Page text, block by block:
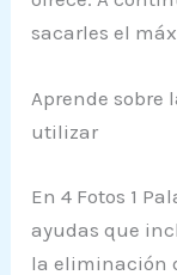
sacarles el
Aprende sobre
utilizar
En 4 Fotos 1
ayudas que
la eliminación